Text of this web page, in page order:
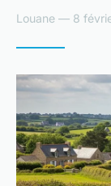
Louane — 8